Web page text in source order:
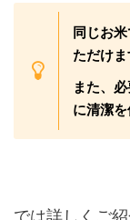
同じお
ただけま
また、
に清潔を